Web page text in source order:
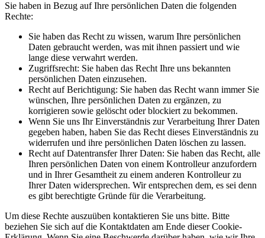
Sie haben in Bezug auf Ihre persönlichen Daten die folgenden
Rechte:
Sie haben das Recht zu wissen, warum Ihre persönlichen
Daten gebraucht werden, was mit ihnen passiert und wie
lange diese verwahrt werden.
Zugriffsrecht: Sie haben das Recht Ihre uns bekannten
persönlichen Daten einzusehen.
Recht auf Berichtigung: Sie haben das Recht wann immer Sie
wünschen, Ihre persönlichen Daten zu ergänzen, zu
korrigieren sowie gelöscht oder blockiert zu bekommen.
Wenn Sie uns Ihr Einverständnis zur Verarbeitung Ihrer Daten
gegeben haben, haben Sie das Recht dieses Einverständnis zu
widerrufen und ihre persönlichen Daten löschen zu lassen.
Recht auf Datentransfer Ihrer Daten: Sie haben das Recht, alle
Ihren persönlichen Daten von einem Kontrolleur anzufordern
und in Ihrer Gesamtheit zu einem anderen Kontrolleur zu
Ihrer Daten widersprechen. Wir entsprechen dem, es sei denn
es gibt berechtigte Gründe für die Verarbeitung.
Um diese Rechte auszuüben kontaktieren Sie uns bitte. Bitte
beziehen Sie sich auf die Kontaktdaten am Ende dieser Cookie-